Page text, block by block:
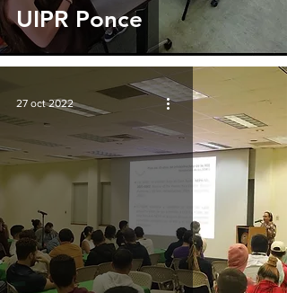
UIPR Ponce
27 oct 2022